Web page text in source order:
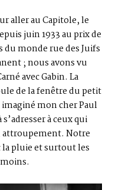
aller au Capitole, le
juin 1933 au prix de
monde rue des Juifs
; nous avons vu
avec Gabin. La
de la fenêtre du petit
mon cher Paul
à ceux qui
Notre
la pluie et surtout les